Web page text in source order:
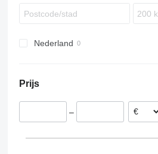
Stralis
Recreo
S-Class
Tourino
A-series
C
L-series
Nederland
Prijs
–